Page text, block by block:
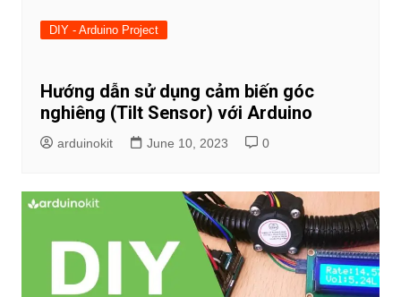
DIY - Arduino Project
Hướng dẫn sử dụng cảm biến góc
nghiêng (Tilt Sensor) với Arduino
arduinokit June 10, 2023 0